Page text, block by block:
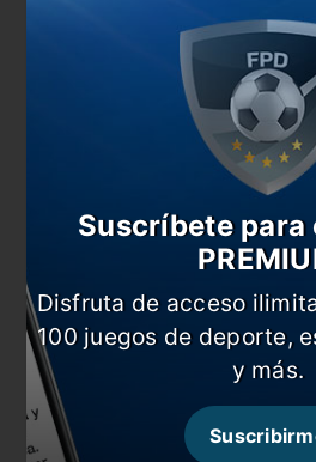
Y la última victoria de
Armando fue por la Superliga
donde el Millo castigó al
Argentina en Mendoza (2-0),
Copa Libertadores. Pero en el
anteriormente mencionado,
tantos del Pity Martínez e
Suscríbete
Disfruta de acceso
100 juegos de deporte,
y más.